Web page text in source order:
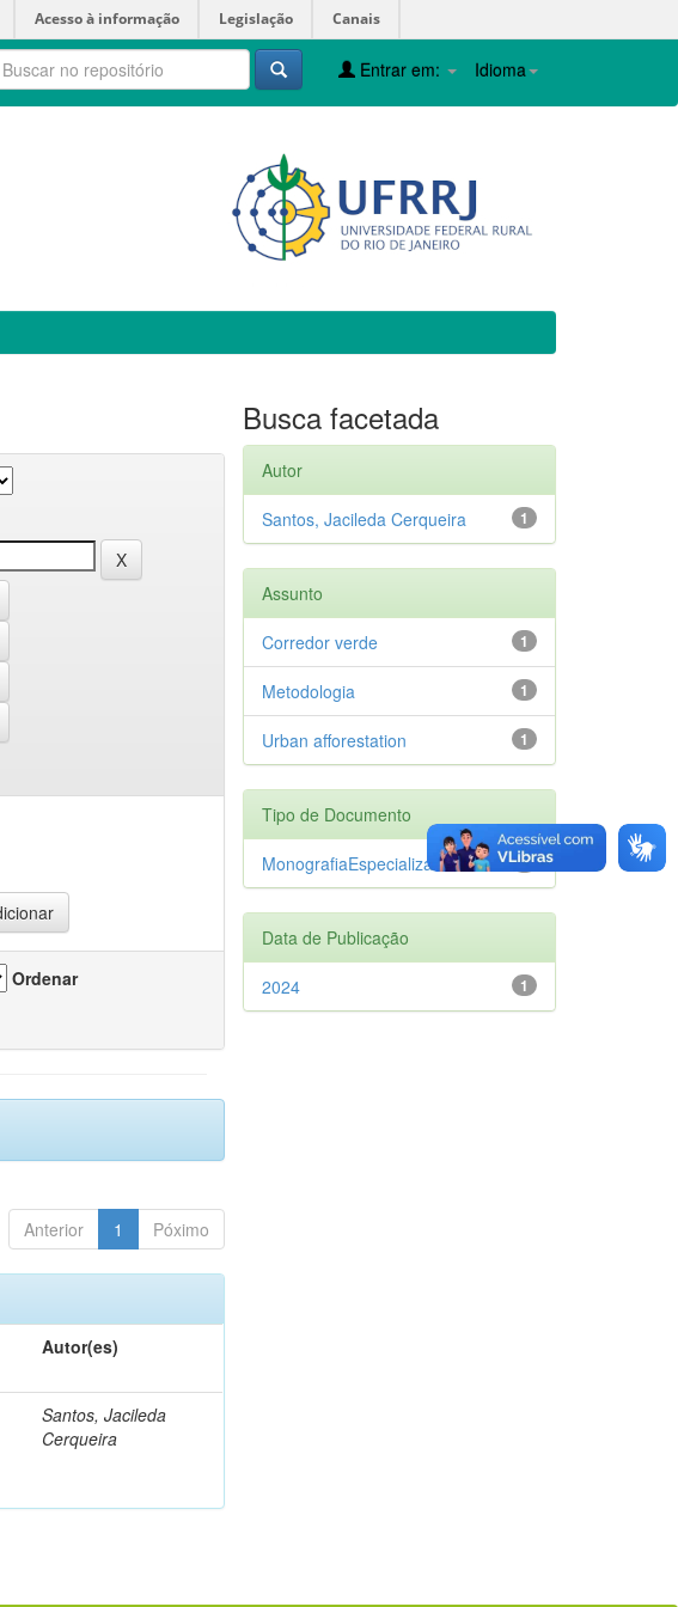
Acesso à informação Legislação Canais
Idioma
Entrar em:
Ordenar
Anterior 1 Póximo
Autor(es)
Santos, Jacileda
Cerqueira
Busca facetada
Autor
1
Santos, Jacileda Cerqueira
Assunto
1
Corredor verde
1
Metodologia
1
Urban afforestation
Tipo de Documento
1
MonografiaEspecializacao
Data de Publicação
1
2024